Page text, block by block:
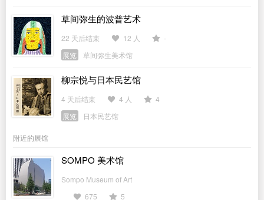
草间弥生的波普艺术
22 天后结束 12 人
-
展览
草间弥生美术馆
柳宗悦与日本民艺馆
4 天后结束 4 人
4
展览
日本民艺馆
附近的展馆
SOMPO 美术馆
Sompo Museum of Art
675
5